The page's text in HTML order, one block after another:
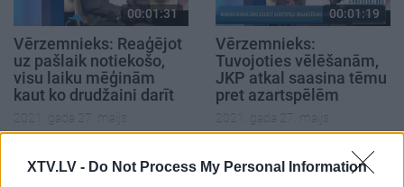
XTV.LV - Do Not Process My Personal Information
00:01:31
Vērzemnieks: Reaģējot
uz pašlaik notiekošo,
visu laiku mēģinām
kaut ko drudžaini darīt
2021. gada 27. maijs
00:01:19
Vērzemnieks:
Tuvojoties vēlēšanām,
JKP atkal saasina tēmu
pret azartspēlēm
2021. gada 27. maijs